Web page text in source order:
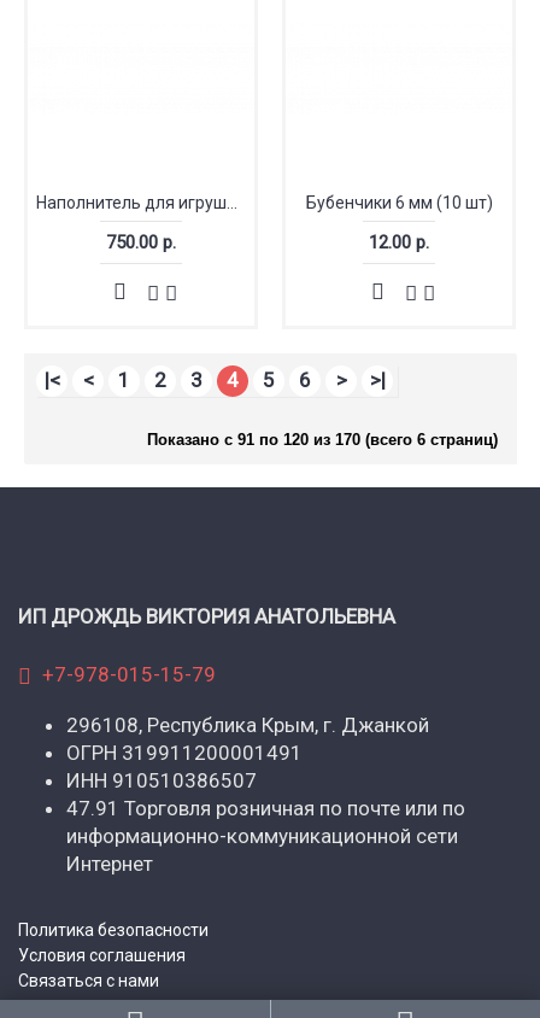
750.00 р.
Бубенчики 6 мм (10 шт)
12.00 р.
|< < 1 2 3 4 5 6 > >|
Показано с 91 по 120 из 170 (всего 6 страниц)
ИП ДРОЖДЬ ВИКТОРИЯ АНАТОЛЬЕВНА
+7-978-015-15-79
296108, Республика Крым, г. Джанкой
ОГРН 319911200001491
ИНН 910510386507
47.91 Торговля розничная по почте или по
информационно-коммуникационной сети
Интернет
Политика безопасности
Условия соглашения
Связаться с нами